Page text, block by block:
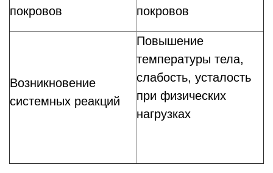
покровов
покровов
Возникновение
системных реакций
Повышение
температуры тела,
слабость, усталость
при физических
нагрузках